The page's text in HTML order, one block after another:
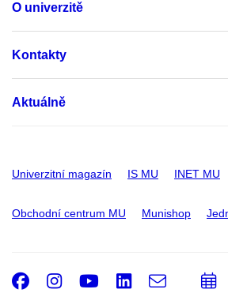
O univerzitě
Kontakty
Aktuálně
Univerzitní magazín IS MU INET MU
Obchodní centrum MU Munishop
Facebook
Instagram
Youtube
LinkedIn
e-